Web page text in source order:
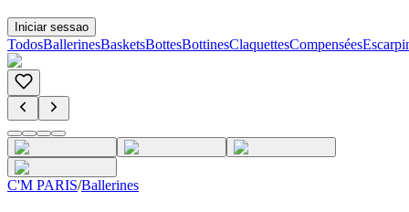
Iniciar sessao
TodosBallerinesBasketsBottesBottinesClaquettesCompensées
C'M PARIS/Ballerines